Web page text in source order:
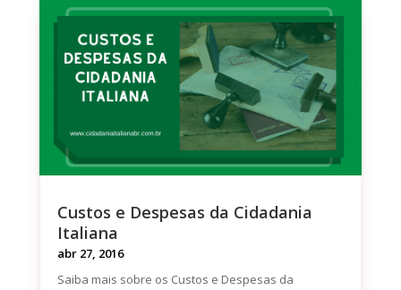
Custos e Despesas da Cidadania
Italiana
abr 27, 2016
Saiba mais sobre os Custos e Despesas da